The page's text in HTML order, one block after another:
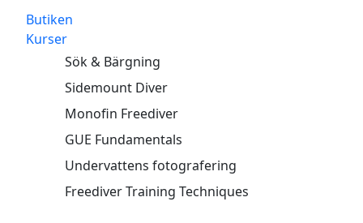
Butiken
Kurser
Sök & Bärgning
Sidemount Diver
Monofin Freediver
GUE Fundamentals
Undervattens fotografering
Freediver Training Techniques